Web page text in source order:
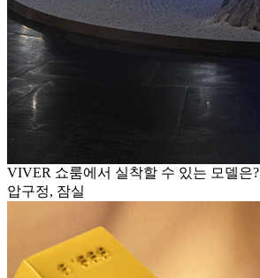
VIVER 쇼룸에서 실착할 수 있는 모델은?
압구정, 잠실